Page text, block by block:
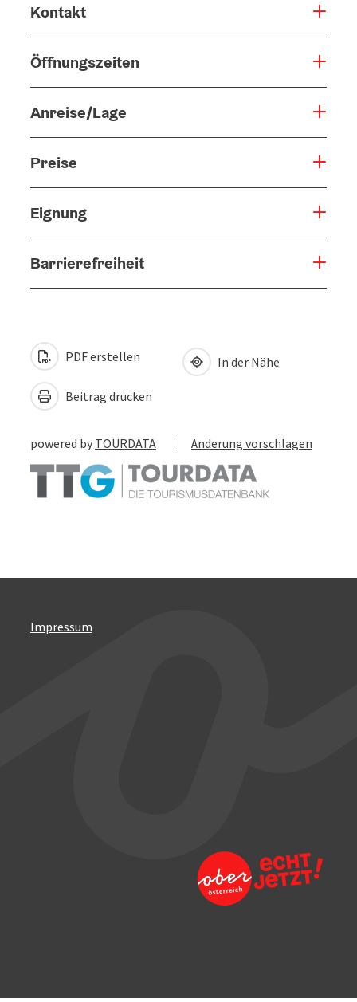
Kontakt
Öffnungszeiten
Anreise/Lage
Preise
Eignung
Barrierefreiheit
PDF erstellen
Beitrag drucken
In der Nähe
powered by TOURDATA Änderung vorschlagen
Impressum